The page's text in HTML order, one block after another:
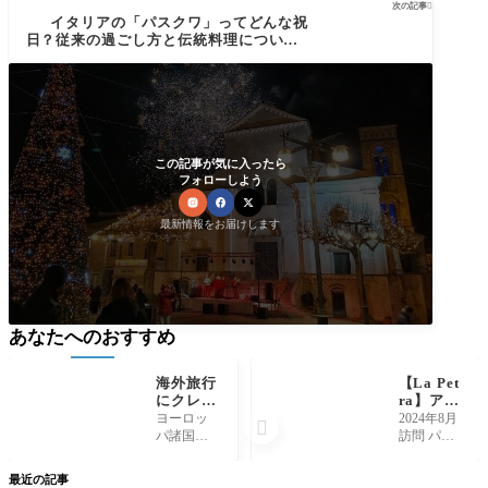
次の記事
イタリアの「パスクワ」ってどんな祝
日？従来の過ごし方と伝統料理について -
この記事が気に入ったら
フォローしよう
最新情報をお届けします
最近の記事
あなたへのおすすめ
海外旅行
にクレジ
ットカー
ドを持っ
ヨーロッ
パ諸国で
【La Pet
ra】アヴ
ェッリー
ノの山奥
2024年8月
訪問 パテ
